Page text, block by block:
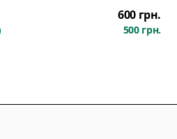
600 грн.
500 грн.